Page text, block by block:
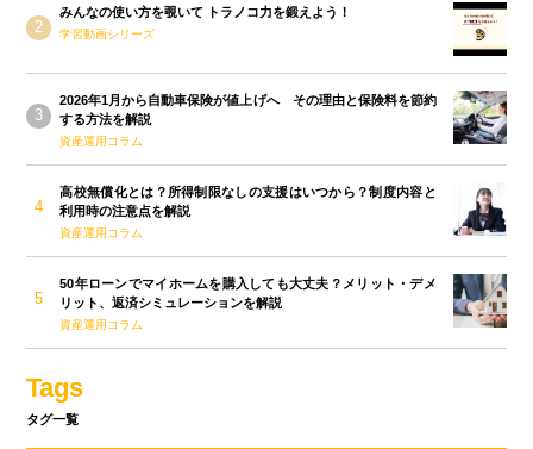
みんなの使い方を覗いて トラノコ力を鍛えよう！
学習動画シリーズ
2026年1月から自動車保険が値上げへ その理由と保険料を節約
する方法を解説
資産運用コラム
高校無償化とは？所得制限なしの支援はいつから？制度内容と
利用時の注意点を解説
資産運用コラム
50年ローンでマイホームを購入しても大丈夫？メリット・デメ
リット、返済シミュレーションを解説
資産運用コラム
Tags
タグ一覧